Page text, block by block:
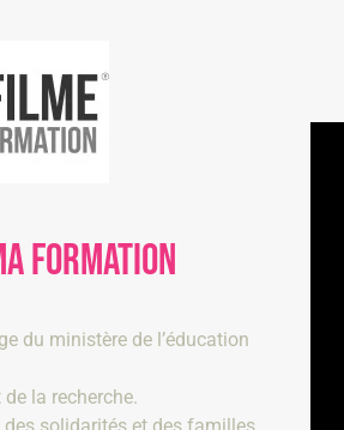
FORMATION
du ministère de l’éducation
la recherche.